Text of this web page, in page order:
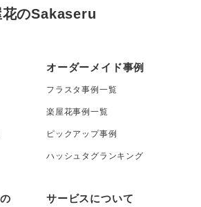
花のSakaseru
オーダーメイド事例
フラスタ事例一覧
楽屋花事例一覧
ピックアップ事例
ハッシュタグランキング
サービスについて